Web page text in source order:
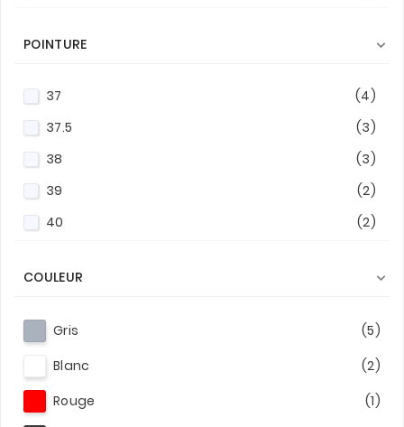
41
(5)
(4)
(2)
(5)
(6)
POINTURE 
37
(4)
37.5
(3)
38
(3)
39
(2)
40
(2)
COULEUR 
Gris
(5)
Blanc
(2)
Rouge
(1)